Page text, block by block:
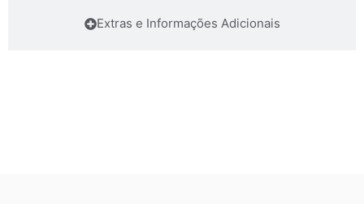
Extras e Informações Adicionais